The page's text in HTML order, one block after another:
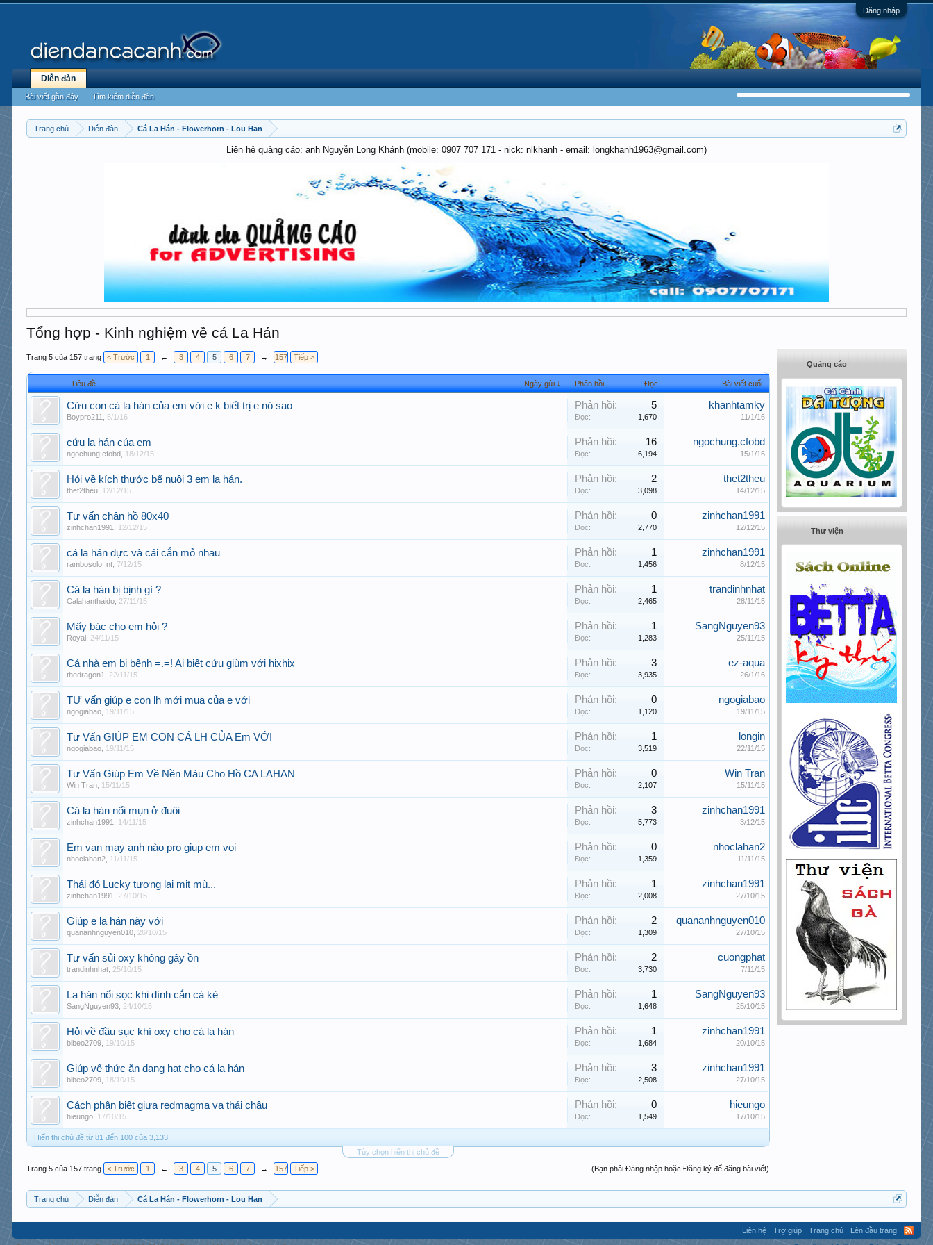
Đăng nhập
Trang chủ Diễn đàn Cá La Hán - Flowerhorn - Lou Han
Liên hệ quảng cáo: anh Nguyễn Long Khánh (mobile: 0907 707 171 - nick: nlkhanh - email: longkhanh1963@gmail.com)
Tổng hợp - Kinh nghiệm về cá La Hán
Trang 5 của 157 trang < Trước 1 ← 3 4 5 6 7 → 157 Tiếp >
Tiêu đề Ngày gửi ↓ Phản hồi Đọc Bài viết cuối
Cứu con cá la hán của em với e k biết trị e nó sao
Boypro211 5/1/16
Phản hồi: 5
Đọc: 1,670
khanhtamky
11/1/16
cứu la hán của em
ngochung.cfobd 18/12/15
Phản hồi: 16
Đọc: 6,194
ngochung.cfobd
15/1/16
Hỏi về kích thước bể nuôi 3 em la hán.
thet2theu 12/12/15
Phản hồi: 2
Đọc: 3,098
thet2theu
14/12/15
Tư vấn chân hồ 80x40
zinhchan1991 12/12/15
Phản hồi: 0
Đọc: 2,770
zinhchan1991
12/12/15
cá la hán đực và cái cắn mỏ nhau
rambosolo_nt 7/12/15
Phản hồi: 1
Đọc: 1,456
zinhchan1991
8/12/15
Cá la hán bị bịnh gì ?
Calahanthaido 27/11/15
Phản hồi: 1
Đọc: 2,465
trandinhnhat
28/11/15
Mấy bác cho em hỏi ?
Royal 24/11/15
Phản hồi: 1
Đọc: 1,283
SangNguyen93
25/11/15
Cá nhà em bị bệnh =.=! Ai biết cứu giùm với hixhix
thedragon1 22/11/15
Phản hồi: 3
Đọc: 3,935
ez-aqua
26/1/16
TƯ vấn giúp e con lh mới mua của e với
ngogiabao 19/11/15
Phản hồi: 0
Đọc: 1,120
ngogiabao
19/11/15
Tư Vấn GIÚP EM CON CÁ LH CỦA Em VỚI
ngogiabao 19/11/15
Phản hồi: 1
Đọc: 3,519
longin
22/11/15
Tư Vấn Giúp Em Về Nền Màu Cho Hồ CA LAHAN
Win Tran 15/11/15
Phản hồi: 0
Đọc: 2,107
Win Tran
15/11/15
Cá la hán nổi mụn ở đuôi
zinhchan1991 14/11/15
Phản hồi: 3
Đọc: 5,773
zinhchan1991
3/12/15
Em van may anh nào pro giup em voi
nhoclahan2 11/11/15
Phản hồi: 0
Đọc: 1,359
nhoclahan2
11/11/15
Thái đỏ Lucky tương lai mịt mù...
zinhchan1991 27/10/15
Phản hồi: 1
Đọc: 2,008
zinhchan1991
27/10/15
Giúp e la hán này với
quananhnguyen010 26/10/15
Phản hồi: 2
Đọc: 1,309
quananhnguyen010
27/10/15
Tư vấn sủi oxy không gây ồn
trandinhnhat 25/10/15
Phản hồi: 2
Đọc: 3,730
cuongphat
7/11/15
La hán nổi sọc khi dính cắn cá kè
SangNguyen93 24/10/15
Phản hồi: 1
Đọc: 1,648
SangNguyen93
25/10/15
Hỏi về đầu sục khí oxy cho cá la hán
bibeo2709 19/10/15
Phản hồi: 1
Đọc: 1,684
zinhchan1991
20/10/15
Giúp vế thức ăn dạng hạt cho cá la hán
bibeo2709 18/10/15
Phản hồi: 3
Đọc: 2,508
zinhchan1991
27/10/15
Cách phân biệt giưa redmagma va thái châu
hieungo 17/10/15
Phản hồi: 0
Đọc: 1,549
hieungo
17/10/15
Hiển thị chủ đề từ 81 đến 100 của 3,133
Tùy chọn hiển thị chủ đề
(Bạn phải Đăng nhập hoặc Đăng ký để đăng bài viết)
Trang 5 của 157 trang < Trước 1 ← 3 4 5 6 7 → 157 Tiếp >
Quảng cáo
Thư viện
Trang chủ Diễn đàn Cá La Hán - Flowerhorn - Lou Han
Diễn đàn
Bài viết gần đây Tìm kiếm diễn đàn
Liên hệ Trợ giúp Trang chủ
Lên đầu trang